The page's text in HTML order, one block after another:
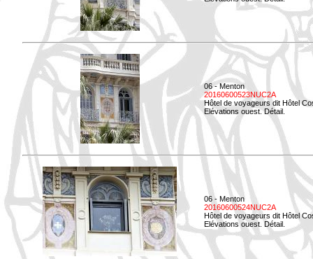
06 - Menton
20160600523NUC2A
Hôtel de voyageurs dit Hôtel
Elévations ouest. Détail.
06 - Menton
20160600524NUC2A
Hôtel de voyageurs dit Hôtel
Elévations ouest. Détail.